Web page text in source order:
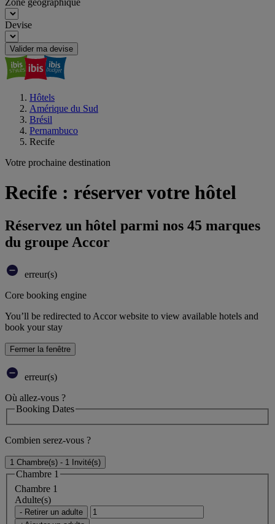
Zone géographique
Devise
Valider ma devise
Hôtels
Amérique du Sud
Brésil
Pernambuco
Recife
Votre prochaine destination
Recife : réserver votre hôtel
Réservez un hôtel parmi nos 45 marques
du groupe Accor
erreur(s)
Core booking engine
You’ll be redirected to Accor website to view available hotels and
book your stay
Fermer la fenêtre
erreur(s)
Où allez-vous ?
Booking Dates
Combien serez-vous ?
1 Chambre(s) - 1 Invité(s)
Chambre 1
Chambre 1
Adulte(s)
- Retirer un adulte